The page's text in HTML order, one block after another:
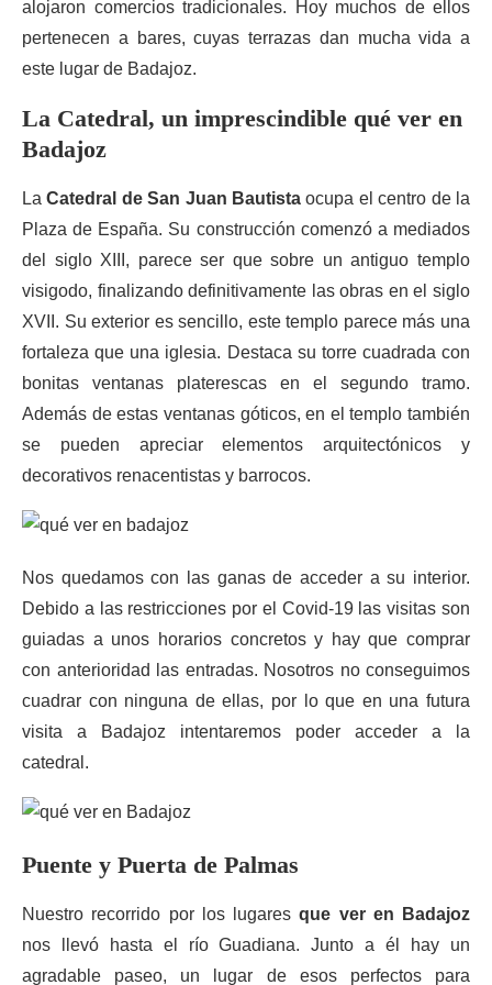
alojaron comercios tradicionales. Hoy muchos de ellos
pertenecen a bares, cuyas terrazas dan mucha vida a
este lugar de Badajoz.
La Catedral, un imprescindible qué ver en
Badajoz
LaCatedral de San Juan Bautista ocupa el centro de la
Plaza de España. Su construcción comenzó a mediados
del siglo XIII, parece ser que sobre un antiguo templo
visigodo, finalizando definitivamente las obras en el siglo
XVII. Su exterior es sencillo, este templo parece más una
fortaleza que una iglesia. Destaca su torre cuadrada con
bonitas ventanas platerescas en el segundo tramo.
Además de estas ventanas góticos, en el templo también
se pueden apreciar elementos arquitectónicos y
decorativos renacentistas y barrocos.
Nos quedamos con las ganas de acceder a su interior.
Debido a las restricciones por el Covid-19 las visitas son
guiadas a unos horarios concretos y hay que comprar
con anterioridad las entradas. Nosotros no conseguimos
cuadrar con ninguna de ellas, por lo que en una futura
visita a Badajoz intentaremos poder acceder a la
catedral.
Puente y Puerta de Palmas
Nuestro recorrido por los lugaresque ver en Badajoz
nos llevó hasta el río Guadiana. Junto a él hay un
agradable paseo, un lugar de esos perfectos para